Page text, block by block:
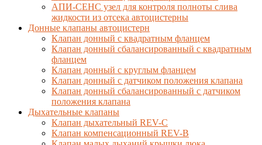
АПИ-СЕНС узел для контроля полноты слива
жидкости из отсека автоцистерны
Донные клапаны автоцистерн
Клапан донный с квадратным фланцем
Клапан донный сбалансированный с квадратным
фланцем
Клапан донный с круглым фланцем
Клапан донный с датчиком положения клапана
Клапан донный сбалансированный с датчиком
положения клапана
Дыхательные клапаны
Клапан дыхательный REV-C
Клапан компенсационный REV-B